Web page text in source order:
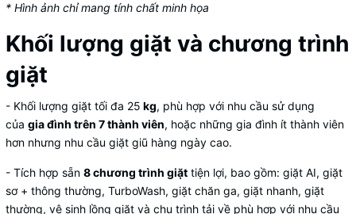
* Hình ảnh chỉ mang tính chất minh họa
Khối lượng giặt và chương trình
giặt
- Khối lượng giặt tối đa 25 kg, phù hợp với nhu cầu sử dụng
của gia đình trên 7 thành viên, hoặc những gia đình ít thành viên
hơn nhưng nhu cầu giặt giũ hàng ngày cao.
- Tích hợp sẵn 8 chương trình giặt tiện lợi, bao gồm: giặt AI, giặt
sơ + thông thường, TurboWash, giặt chăn ga, giặt nhanh, giặt
thường, vệ sinh lồng giặt và chu trình tải về phù hợp với nhu cầu